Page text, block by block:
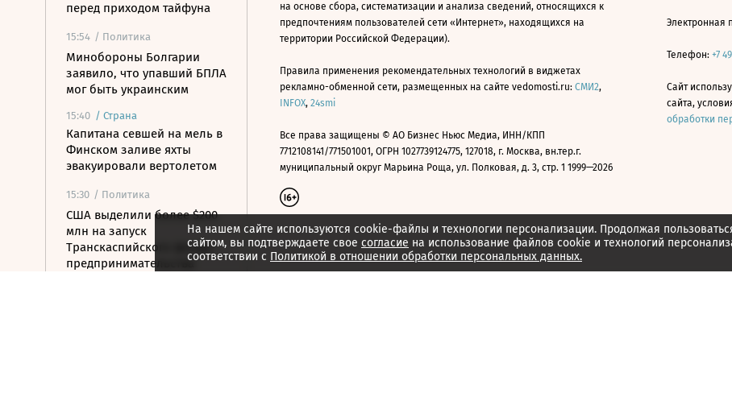
перед приходом тайфуна
15:54 / Политика
Минобороны Болгарии
заявило, что упавший БПЛА
мог быть украинским
15:40 / Страна
Капитана севшей на мель в
Финском заливе яхты
эвакуировали вертолетом
15:30 / Политика
США выделили более $200
млн на запуск
Транскаспийского фонда
предпринимательства
На нашем сайте используются cookie-файлы и технологии персонализации. Продолжая
сайтом, вы подтверждаете свое согласие на использование файлов cookie и технологий
соответствии с Политикой в отношении обработки персональных данных.
на основе сбора, систематизации и анализа сведений, относящихся к
предпочтениям пользователей сети «Интернет», находящихся на
территории Российской Федерации).
Правила применения рекомендательных технологий в виджетах
рекламно-обменной сети, размещенных на сайте vedomosti.ru: СМИ2,
INFOX, 24smi
Все права защищены © АО Бизнес Ньюс Медиа, ИНН/КПП
7712108141/771501001, ОГРН 1027739124775, 127018, г. Москва, вн.тер.г.
муниципальный округ Марьина Роща, ул. Полковая, д. 3, стр. 1 1999—2026
Электронная
Телефон: +7
Сайт
сайта,
обработки